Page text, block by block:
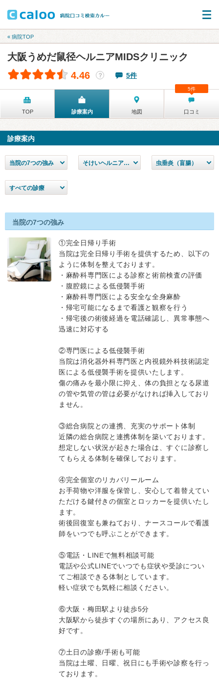
« 病院TOP
大阪うめだ鼠径ヘルニアMIDSクリニック
4.46
？ 5件
TOP 診療案内 地図 口コミ
5件
診療案内
当院の7つの強み そけいヘルニア（脱腸） 虫垂炎（盲腸）
すべての診療
当院の7つの強み
①完全日帰り手術
当院は完全日帰り手術を提供するため、以下の
ように体制を整えております。
・麻酔科専門医による診察と術前検査の評価
・腹腔鏡による低侵襲手術
・麻酔科専門医による安全な全身麻酔
・帰宅可能になるまで看護と観察を行う
・帰宅後の術後経過を電話確認し、異常事態へ
迅速に対応する
②専門医による低侵襲手術
当院は消化器外科専門医と内視鏡外科技術認定
医による低侵襲手術を提供いたします。
傷の痛みを最小限に抑え、体の負担となる尿道
の管や気管の管は必要がなければ挿入しており
ません。
③総合病院との連携、充実のサポート体制
近隣の総合病院と連携体制を築いております。
想定しない状況が起きた場合は、すぐに診察し
てもらえる体制を確保しております。
④完全個室のリカバリールーム
お手荷物や洋服を保管し、安心して着替えてい
ただける鍵付きの個室とロッカーを提供いたし
ます。
術後回復室も兼ねており、ナースコールで看護
師をいつでも呼ぶことができます。
⑤電話・LINEで無料相談可能
電話や公式LINEでいつでも症状や受診につい
てご相談できる体制としています。
軽い症状でも気軽に相談ください。
⑥大阪・梅田駅より徒歩5分
大阪駅から徒歩すぐの場所にあり、アクセス良
好です。
⑦土日の診療/手術も可能
当院は土曜、日曜、祝日にも手術や診察を行っ
ております。